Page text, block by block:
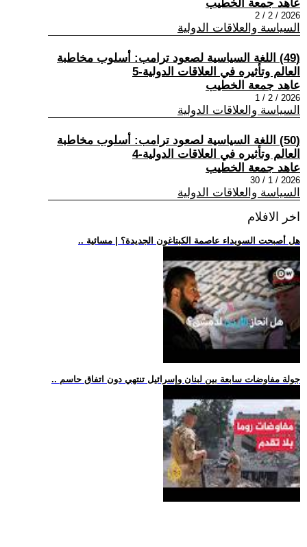
عاهد جمعة الخطيب
2026 / 2 / 2
السياسة والعلاقات الدولية
(49) اللغة السياسية لصعود ترامب: أسلوب مخاطبة
العالم وتأثيره في العلاقات الدولية-5
عاهد جمعة الخطيب
2026 / 2 / 1
السياسة والعلاقات الدولية
(50) اللغة السياسية لصعود ترامب: أسلوب مخاطبة
العالم وتأثيره في العلاقات الدولية-4
عاهد جمعة الخطيب
2026 / 1 / 30
السياسة والعلاقات الدولية
اخر الافلام
.. هل أصبحت السويداء عاصمة الكبتاغون الجديدة؟ | مسائية
.. جولة مفاوضات سابعة بين لبنان وإسرائيل تنتهي دون اتفاق حاسم